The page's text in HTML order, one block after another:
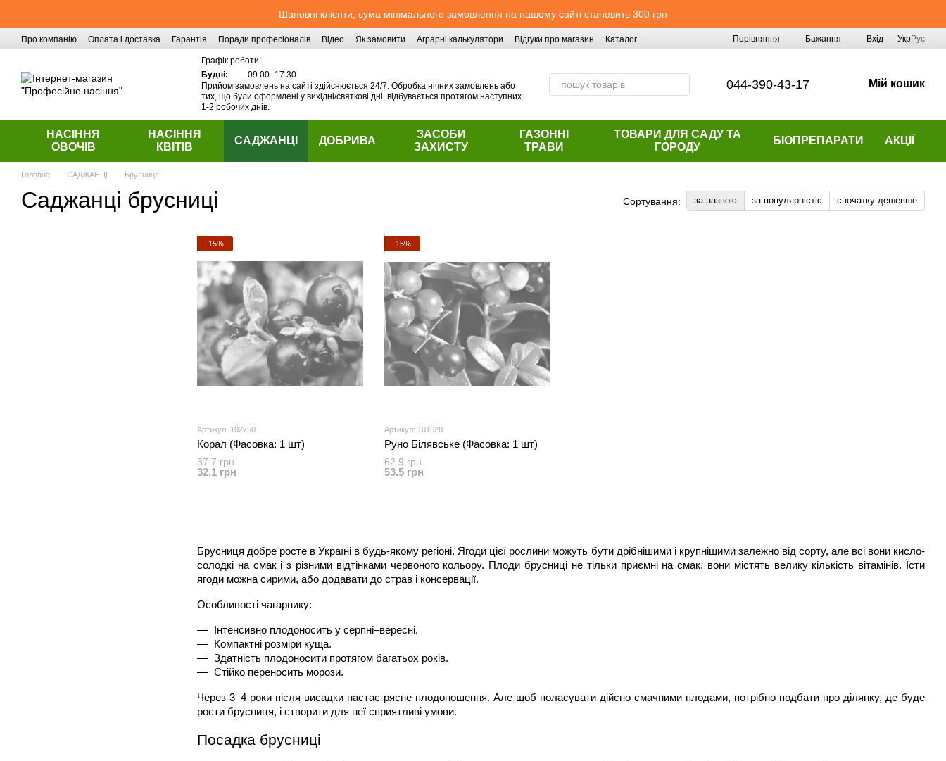
Шановні клієнти, сума мінімального замовлення на нашому сайті становить 300 грн
Про компанію Оплата і доставка Гарантія Поради професіоналів Відео Як замовити Аграрні калькулятори Відгуки про магазин
Каталог
Порівняння Бажання Вхід УкрРус
Графік роботи:
Будні:
09:00–17:30
Прийом замовлень на сайті здійснюється 24/7. Обробка нічних замовлень або
тих, що були оформлені у вихідні/святкові дні, відбувається протягом наступних
1-2 робочих днів.
044-390-43-17 Мій кошик
НАСІННЯ
ОВОЧІВ
НАСІННЯ
КВІТІВ
САДЖАНЦІ ДОБРИВА
ЗАСОБИ
ЗАХИСТУ
ГАЗОННІ
ТРАВИ
ТОВАРИ ДЛЯ САДУ ТА
ГОРОДУ
БІОПРЕПАРАТИ АКЦІЇ
Головна САДЖАНЦІ Брусниця
Саджанці брусниці Сортування: за назвою за популярністю спочатку дешевше
Брусниця добре росте в Україні в будь-якому регіоні. Ягоди цієї рослини можуть бути дрібнішими і крупнішими залежно від сорту, але всі вони кисло-
солодкі на смак і з різними відтінками червоного кольору. Плоди брусниці не тільки приємні на смак, вони містять велику кількість вітамінів. Їсти
ягоди можна сирими, або додавати до страв і консервації.
Особливості чагарнику:
Інтенсивно плодоносить у серпні–вересні.
Компактні розміри куща.
Здатність плодоносити протягом багатьох років.
Стійко переносить морози.
Через 3–4 роки після висадки настає рясне плодоношення. Але щоб поласувати дійсно смачними плодами, потрібно подбати про ділянку, де буде
рости брусниця, і створити для неї сприятливі умови.
Посадка брусниці
−15%
Артикул: 102750
Корал (Фасовка: 1 шт)
37.7 грн
32.1 грн
−15%
Артикул: 101628
Руно Білявське (Фасовка: 1 шт)
62.9 грн
53.5 грн